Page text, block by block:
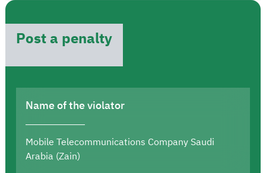
Post a penalty
Name of the violator
Mobile Telecommunications Company Saudi
Arabia (Zain)